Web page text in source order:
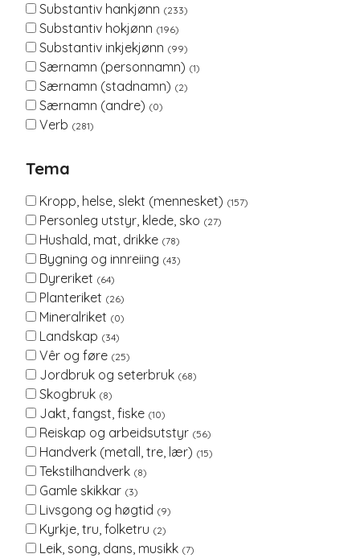
Substantiv hankjønn (233)
Substantiv hokjønn (196)
Substantiv inkjekjønn (99)
Særnamn (personnamn) (1)
Særnamn (stadnamn) (2)
Særnamn (andre) (0)
Verb (281)
Tema
Kropp, helse, slekt (mennesket) (157)
Personleg utstyr, klede, sko (27)
Hushald, mat, drikke (78)
Bygning og innreiing (43)
Dyreriket (64)
Planteriket (26)
Mineralriket (0)
Landskap (34)
Vêr og føre (25)
Jordbruk og seterbruk (68)
Skogbruk (8)
Jakt, fangst, fiske (10)
Reiskap og arbeidsutstyr (56)
Handverk (metall, tre, lær) (15)
Tekstilhandverk (8)
Gamle skikkar (3)
Livsgong og høgtid (9)
Kyrkje, tru, folketru (2)
Leik, song, dans, musikk (7)